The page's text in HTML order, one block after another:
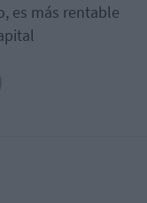
es más rentable